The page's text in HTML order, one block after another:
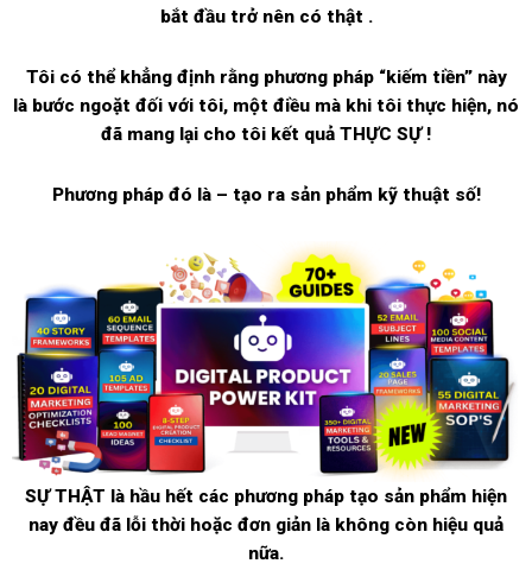
bắt đầu trở nên có thật .
Tôi có thể khẳng định rằng phương pháp “kiếm tiền” này
là bước ngoặt đối với tôi, một điều mà khi tôi thực hiện, nó
đã mang lại cho tôi kết quả THỰC SỰ !
Phương pháp đó là – tạo ra sản phẩm kỹ thuật số!
SỰ THẬT là hầu hết các phương pháp tạo sản phẩm hiện
nay đều đã lỗi thời hoặc đơn giản là không còn hiệu quả
nữa.